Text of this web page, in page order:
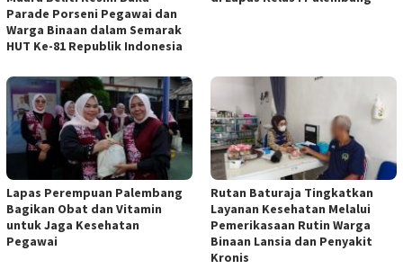
Parade Porseni Pegawai dan
Warga Binaan dalam Semarak
HUT Ke-81 Republik Indonesia
Lapas Perempuan Palembang
Bagikan Obat dan Vitamin
untuk Jaga Kesehatan
Pegawai
Rutan Baturaja Tingkatkan
Layanan Kesehatan Melalui
Pemerikasaan Rutin Warga
Binaan Lansia dan Penyakit
Kronis